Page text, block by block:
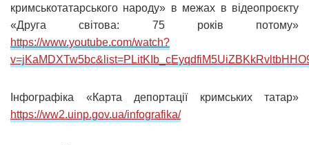
кримськотатарського народу» в межах в відеопроєкту
«Друга світова: 75 років потому»
https://www.youtube.com/watch?
Інфографіка «Карта депортації кримських татар»
https://ww2.uinp.gov.ua/infografika/